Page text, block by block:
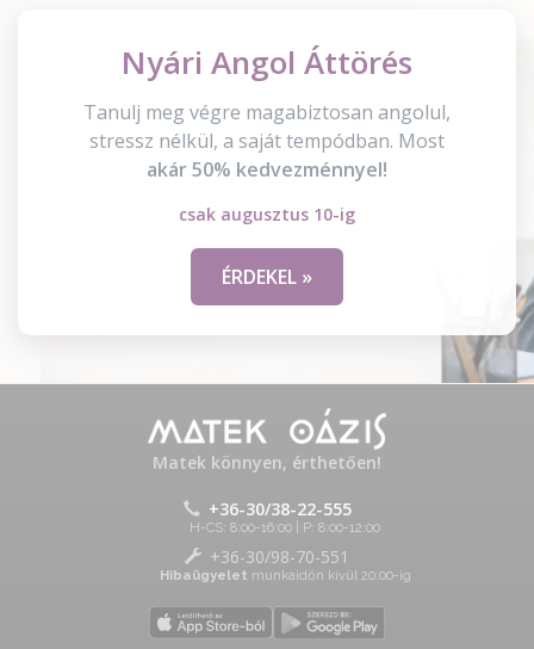
Nyári Angol Áttörés
Tanulj meg végre magabiztosan angolul,
stressz nélkül, a saját tempódban. Most
akár 50% kedvezménnyel!
csak augusztus 10-ig
ÉRDEKEL »
Matek könnyen, érthetően!
+36-30/38-22-555
H-CS: 8:00-16:00 | P: 8:00-12:00
+36-30/98-70-551
Hibaügyelet munkaidőn kívül 20:00-ig